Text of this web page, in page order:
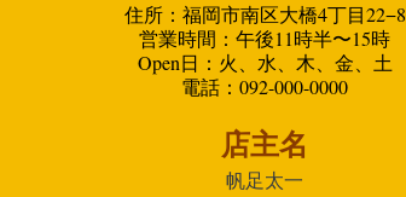
住所：福岡市南区大橋4丁目22−8
営業時間：午後11時半〜15時
Open日：火、水、木、金、土
電話：092-000-0000
店主名
帆足太一